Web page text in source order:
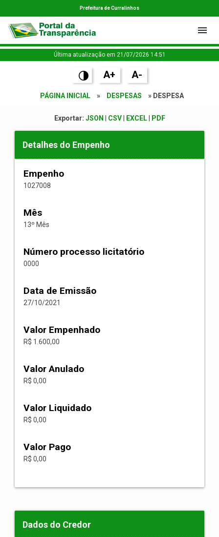
Prefeitura de Curralinhos
Última atualização em 21/07/2026 14:51
A+ A-
PÁGINA INICIAL » DESPESAS » DESPESA
Exportar: JSON CSV| EXCEL| PDF
Detalhes do Empenho
Empenho
1027008
Mês
13º Mês
Número processo licitatório
0000
Data de Emissão
27/10/2021
Valor Empenhado
R$ 1.600,00
Valor Anulado
R$ 0,00
Valor Liquidado
R$ 0,00
Valor Pago
R$ 0,00
Dados do Credor